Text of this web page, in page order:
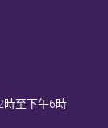
時至下午6時